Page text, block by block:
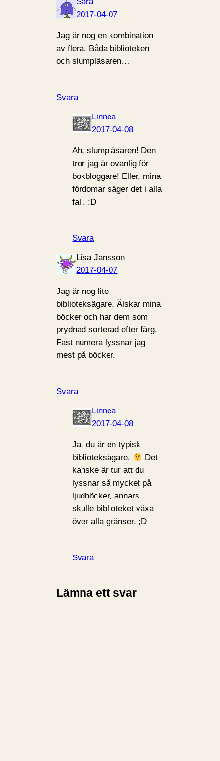
2017-04-07
Jag är nog en kombination
av flera. Båda biblioteken
och slumpläsaren…
Svara
Linnea
2017-04-08
Ah, slumpläsaren! Den
tror jag är ovanlig för
bokbloggare! Eller, mina
fördomar säger det i alla
fall. ;D
Svara
Lisa Jansson
2017-04-07
Jag är nog lite
biblioteksägare. Älskar mina
böcker och har dem som
prydnad sorterad efter färg.
Fast numera lyssnar jag
mest på böcker.
Svara
Linnea
2017-04-08
Ja, du är en typisk
biblioteksägare.
Det
kanske är tur att du
lyssnar så mycket på
ljudböcker, annars
skulle biblioteket växa
över alla gränser. ;D
Svara
Lämna ett svar